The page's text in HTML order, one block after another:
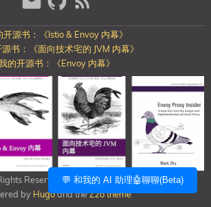
💬 和我的 AI 助理🤖聊聊(Beta)
开源书：《Istio & Envoy 内幕》
书：《面向技术宅的 JVM 内幕》
的开源书：《Envoy 内幕》
Reserved https://blog.mygraphql.com/
by Hugoand theZzo theme